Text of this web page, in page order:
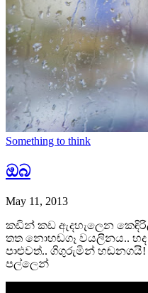
Something to think
ඔබ
May 11, 2013
කඩින් කඩ ඇදහැලෙන
තත නොහඬගෑ වයලිනය..
පාළුවත්.. ගිගුරුමින්
පල්ලෙන්